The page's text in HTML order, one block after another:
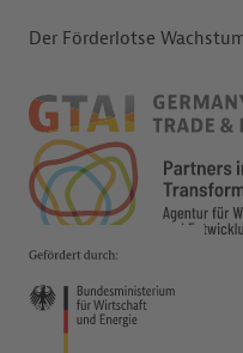
Der Förderlotse